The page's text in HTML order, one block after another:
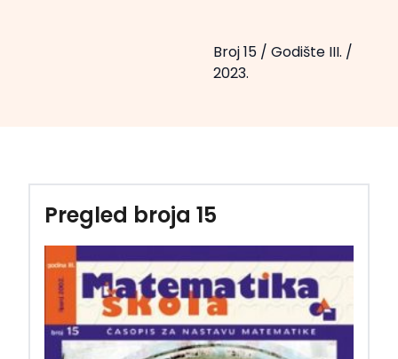
Broj 15/ Godište III. /
2023.
Pregled broja 15